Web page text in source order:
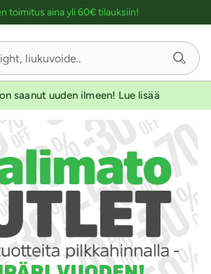
toimitus aina yli 60€ tilauksiin!
saanut uuden ilmeen! Lue lisää
Sivu 1/2